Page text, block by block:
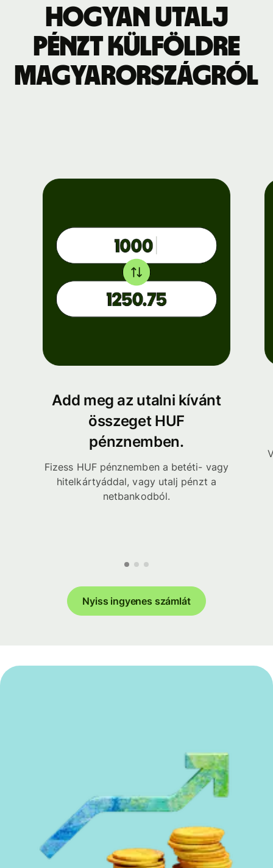
Hogyan utalj
pénzt külföldre
Magyarországról
Add meg az utalni kívánt
összeget HUF
pénznemben.
Fizess HUF pénznemben a betéti- vagy
hitelkártyáddal, vagy utalj pénzt a
netbankodból.
Nyiss ingyenes számlát